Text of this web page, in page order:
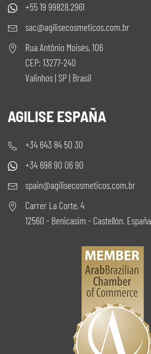
+55 19 99828.2961
sac@agilisecosmeticos.com.br
Rua Antônio Moisés, 106
CEP: 13277-240
Valinhos | SP | Brasil
AGILISE ESPAÑA
+34 643 84 50 30
+34 698 90 06 90
spain@agilisecosmeticos.com.br
Carrer La Corte, 4
12560 - Benicasim - Castellón. España